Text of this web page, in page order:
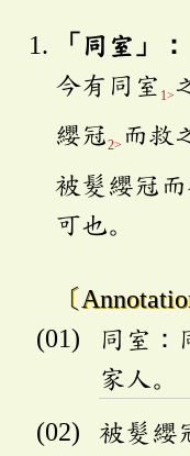
「同室」
今有同室 1>
纓冠2> 而救
被髮纓冠
可也。
〔
同室：
家人。
被髮纓